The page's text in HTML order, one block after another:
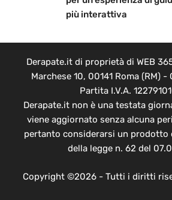
più interattiva
Derapate.it di proprietà di WEB
Marchese 10, 00141 Roma (RM) -
Partita I.V.A.
Derapate.it non è una testata
viene aggiornato senza alcuna
pertanto considerarsi un prodotto
della legge n. 62 del
Copyright ©2026 - Tutti i diritti